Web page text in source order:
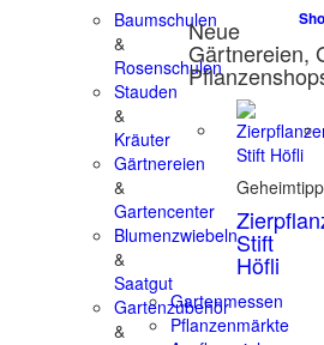
Baumschulen
&
Rosenschulen
Stauden
&
Kräuter
Gärtnereien
&
Gartencenter
Blumenzwiebeln
&
Saatgut
Gartenzubehör
&
Neue
Gärtnereien,
Geheimtipp
Stift
Höfli
Gartenmessen
Pflanzenmärkte